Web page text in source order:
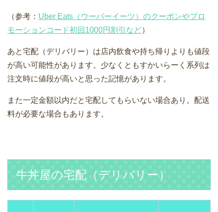
（参考： Uber Eats（ウーバーイーツ）のクーポンやプロ
モーションコード初回1000円割引など）
あと宅配（デリバリー）は店内飲食や持ち帰りよりも値段
が高い可能性があります。少なくともすかいらーく系列は
注文時に値段が高いと思った記憶があります。
また一定金額以内だと宅配してもらいない場合あり。配送
料が必要な場合もあります。
牛丼屋の宅配（デリバリー）